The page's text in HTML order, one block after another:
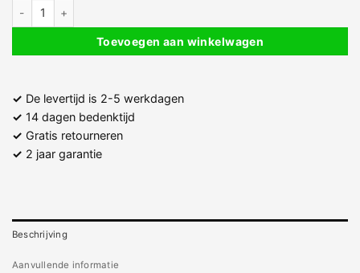
Inloopdouche 8 mm Helder Glas met Verchroomde Profielen –
Toevoegen aan winkelwagen
✓ De levertijd is 2-5 werkdagen
✓ 14 dagen bedenktijd
✓ Gratis retourneren
✓ 2 jaar garantie
Beschrijving
Aanvullende informatie